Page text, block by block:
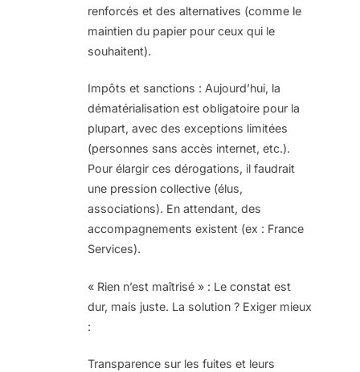
renforcés et des alternatives (comme le
maintien du papier pour ceux qui le
souhaitent).
Impôts et sanctions : Aujourd’hui, la
dématérialisation est obligatoire pour la
plupart, avec des exceptions limitées
(personnes sans accès internet, etc.).
Pour élargir ces dérogations, il faudrait
une pression collective (élus,
associations). En attendant, des
accompagnements existent (ex : France
Services).
« Rien n’est maîtrisé » : Le constat est
dur, mais juste. La solution ? Exiger mieux
:
Transparence sur les fuites et leurs